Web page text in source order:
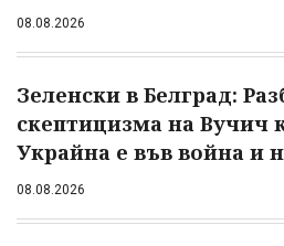
08.08.2026
Зеленски в Белград:
скептицизма на Вучич
Украйна е във война и
08.08.2026